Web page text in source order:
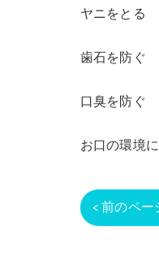
ヤニをとる
歯石を防ぐ
口臭を防ぐ
お口の環境
< 前のペー